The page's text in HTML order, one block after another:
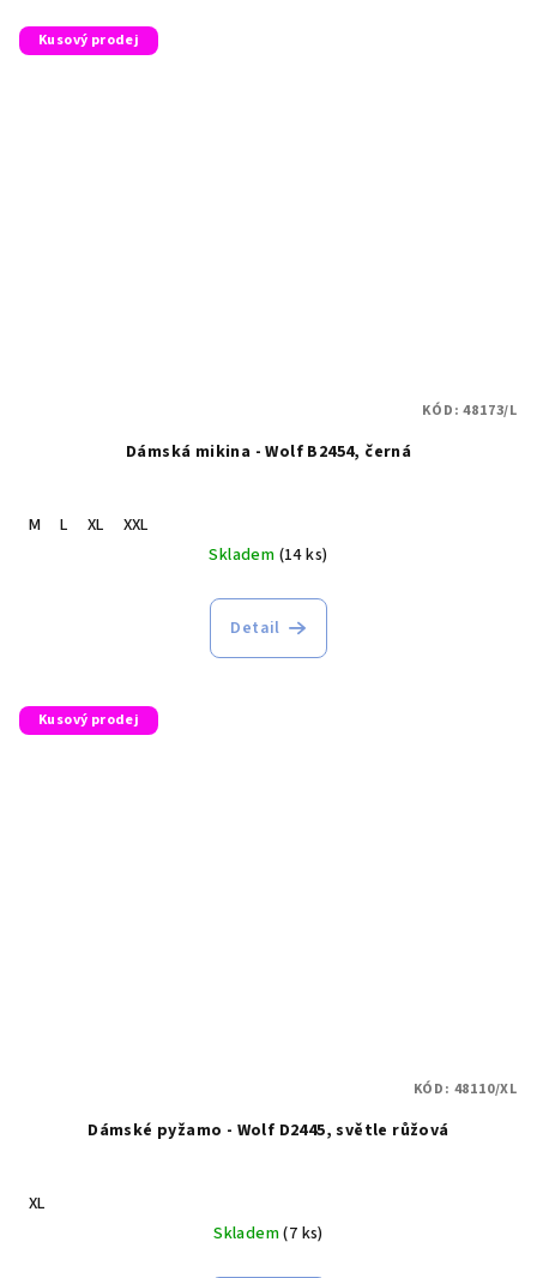
Kusový prodej
Dámská mikina - Wolf B2454, černá
M L XL
XXL
Skladem (14 ks)
Detail
KÓD:48173/L
Kusový prodej
Dámské pyžamo - Wolf D2445, světle růžová
XL
Skladem(7 ks)
KÓD: 48110/XL